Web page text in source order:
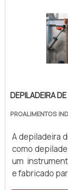
DEPILADEIRA
PROALIMENTOS
A depiladeira
como
um
e fabricado